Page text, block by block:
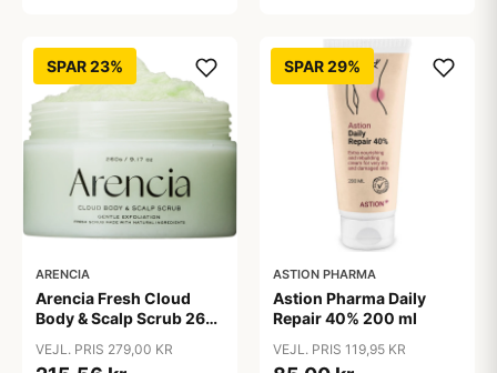
SPAR 23%
ARENCIA
Arencia Fresh Cloud
Body & Scalp Scrub 260
VEJL. PRIS 279,00 KR
SPAR 29%
ASTION PHARMA
Astion Pharma Daily
Repair 40% 200 ml
VEJL. PRIS 119,95 KR